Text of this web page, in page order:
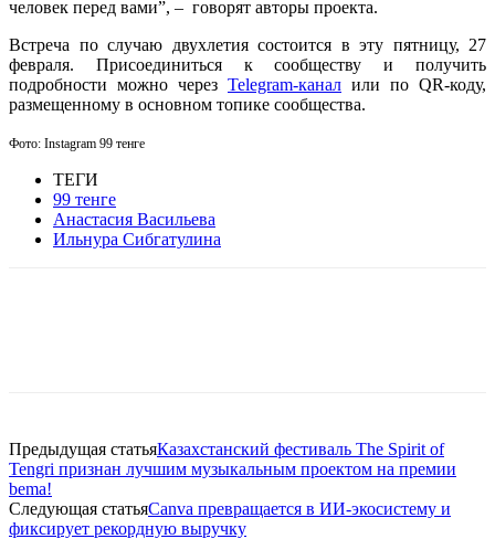
человек перед вами”, – говорят авторы проекта.
Встреча по случаю двухлетия состоится в эту пятницу, 27
февраля. Присоединиться к сообществу и получить
подробности можно через Telegram-канал или по QR-коду,
размещенному в основном топике сообщества.
Фото: Instagram 99 тенге
ТЕГИ
99 тенге
Анастасия Васильева
Ильнура Сибгатулина
Предыдущая статьяКазахстанский фестиваль The Spirit of
Tengri признан лучшим музыкальным проектом на премии
bema!
Следующая статьяCanva превращается в ИИ-экосистему и
фиксирует рекордную выручку